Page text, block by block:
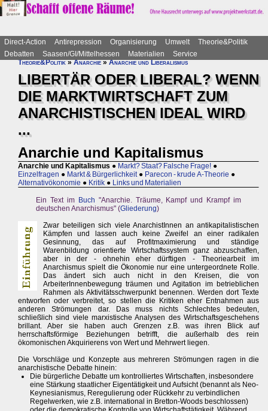
Direct-Action Antirepression Organisierung Umwelt
Theorie&Politik
Debatten
Saasen/GI/Mittelhessen Materialien
Service
Theorie&Politik»Anarchie»Anarchie und Liberalismus
LIBERTÄR ODER LIBERAL? WENN
DIE MARKTWIRTSCHAFT ZUM
ANARCHISTISCHEN IDEAL WIRD
...
Anarchie und Kapitalismus
Anarchie und Kapitalismus ● Markt? Staat? Falsche Frage! ●
Einzelfragen ● Markt & Bürgerlichkeit ● Parecon - krude A-Theorie ●
Alternativökonomie ● Kritik ● Links und Materialien
Ein Text im Buch "Anarchie. Träume, Kampf und Krampf im
deutschen Anarchismus" (Gliederung)
Zwar beteiligen sich viele AnarchistInnen an antikapitalistischen
Kämpfen und lassen auch keine Zweifel an einer radikalen
Gesinnung, das auf Profitmaximierung und ständige
Warenbildung orientierte Wirtschaftssystem ganz abzuschaffen,
aber in der - ohnehin eher dürftigen - Theoriearbeit im
Anarchismus spielt die Ökonomie nur eine untergeordnete Rolle.
Das ändert sich auch nicht in den Kreisen, die von
ArbeiterInnenbewegung träumen und Agitation im betrieblichen
Rahmen als Aktivitätsschwerpunkt benennen. Werden dort Texte
entworfen oder verbreitet, so stellen die Kritiken eher Entnahmen aus
anderen Strömungen dar. Das muss nichts Schlechtes bedeuten,
schließlich sind viele marxistische Analysen des Wirtschaftsgeschehens
brillant. Aber sie haben auch Grenzen z.B. was ihren Blick auf
herrschaftsförmige Beziehungen betrifft, die außerhalb des rein
ökomonischen Akquirierens von Wert und Mehrwert liegen.
Die Vorschläge und Konzepte aus mehreren Strömungen ragen in die
anarchistische Debatte hinein:
Die bürgerliche Debatte um kontrolliertes Wirtschaften, insbesondere
eine Stärkung staatlicher Eigentätigkeit und Aufsicht (benannt als Neo-
Keynesianismus, Reregulierung oder Rückkehr zu verbindlichen
Regelwerken, wie z.B. international in Bretton-Woods beschlossen)